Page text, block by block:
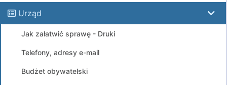
Urząd
Jak załatwić sprawę - Druki
Telefony, adresy e-mail
Budżet obywatelski